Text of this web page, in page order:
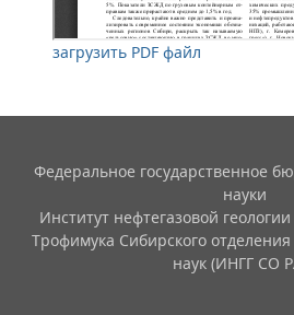
загрузить PDF файл
Федеральное государственное
науки
Институт нефтегазовой
Трофимука Сибирского
наук (ИНГГ СО